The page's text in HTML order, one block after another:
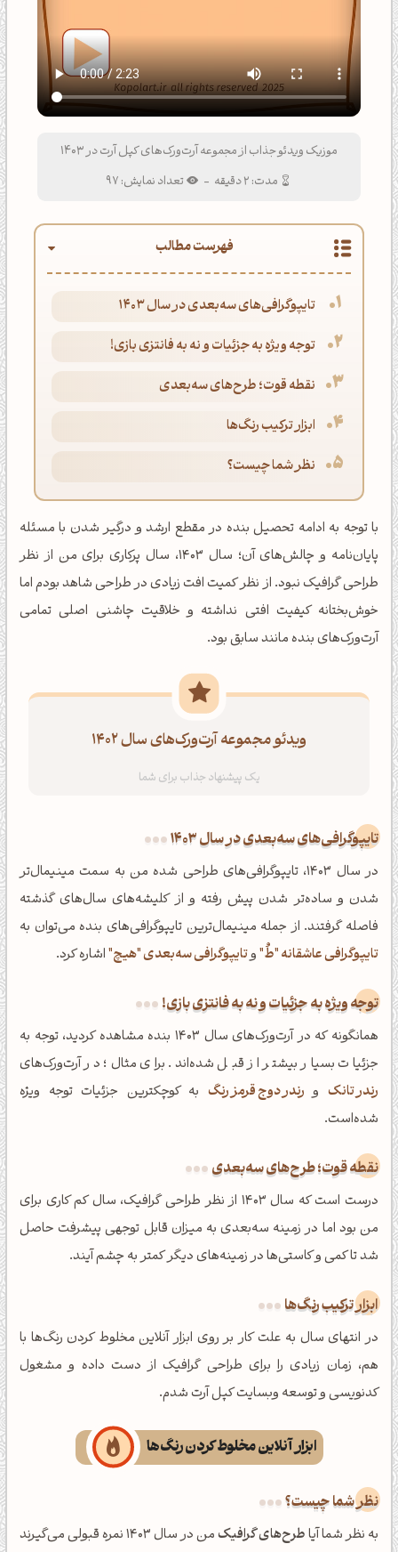
موزیک ویدئو جذاب از مجموعه آرت‌ورک‌های کپل آرت در 1403
مدت: 2 دقیقه
- تعداد نمایش: 97
فهرست مطالب
تایپوگرافی‌های سه‌بعدی در سال 1403
توجه ویژه به جزئیات و نه به فانتزی بازی!
نقطه قوت؛ طرح‌های سه‌بعدی
ابزار ترکیب رنگ‌ها
نظر شما چیست؟
با توجه به ادامه تحصیل بنده در مقطع ارشد و درگیر شدن با مسئله
پایان‌نامه و چالش‌های آن؛ سال 1403، سال پرکاری برای من از نظر
طراحی گرافیک نبود. از نظر کمیت افت زیادی در طراحی شاهد بودم اما
خوش‌بختانه کیفیت افتی نداشته و خلاقیت چاشنی اصلی تمامی
آرت‌ورک‌های بنده مانند سابق بود.
ویدئو مجموعه آرت‌ورک‌های سال 1402
تایپوگرافی‌های سه‌بعدی در سال 1403
در سال 1403، تایپوگرافی‌های طراحی شده من به سمت مینیمال‌تر
شدن و ساده‌تر شدن پیش رفته و از کلیشه‌های سال‌های گذشته
فاصله گرفتند. از جمله مینیمال‌ترین تایپوگرافی‌های بنده می‌توان به
تایپوگرافی عاشقانه "طُ"وتایپوگرافی سه‌بعدی "هیچ"اشاره کرد.
توجه ویژه به جزئیات و نه به فانتزی بازی!
همانگونه که در آرت‌ورک‌های سال 1403 بنده مشاهده کردید، توجه به
جزئیات بسیار بیشتر از قبل شده‌اند. برای مثال؛ در آرت‌ورک‌های
رندر تانکو رندر دوج قرمز رنگ به کوچکترین جزئیات توجه ویژه
شده‌است.
نقطه قوت؛ طرح‌های سه‌بعدی
درست است که سال 1403 از نظر طراحی گرافیک، سال کم کاری برای
من بود اما در زمینه سه‌بعدی به میزان قابل توجهی پیشرفت حاصل
شد تا کمی و کاستی‌ها در زمینه‌های دیگر کمتر به چشم آیند.
ابزار ترکیب رنگ‌ها
در انتهای سال به علت کار بر روی ابزار آنلاین مخلوط کردن رنگ‌ها با
هم، زمان زیادی را برای طراحی گرافیک از دست داده و مشغول
کدنویسی و توسعه وبسایت کپل آرت شدم.
ابزار آنلاین مخلوط کردن رنگ‌ها
نظر شما چیست؟
به نظر شما آیاطرح‌های گرافیک
من در سال 1403 نمره قبولی می‌گیرند